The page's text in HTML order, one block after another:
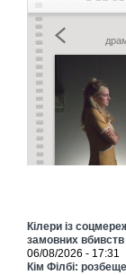
Кілери із
замовних вбивств
06/08/2026 - 17:31
Кім Філбі: